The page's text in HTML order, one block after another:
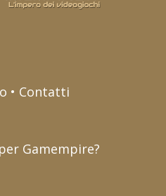
• Contatti
Gamempire?